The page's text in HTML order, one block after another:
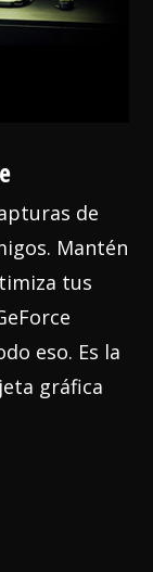
de
Mantén
tus
eso. Es la
gráfica